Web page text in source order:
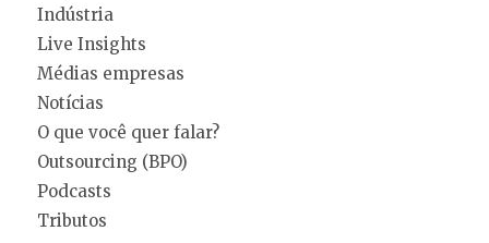
Indústria
Live Insights
Médias empresas
Notícias
O que você quer falar?
Outsourcing (BPO)
Podcasts
Tributos